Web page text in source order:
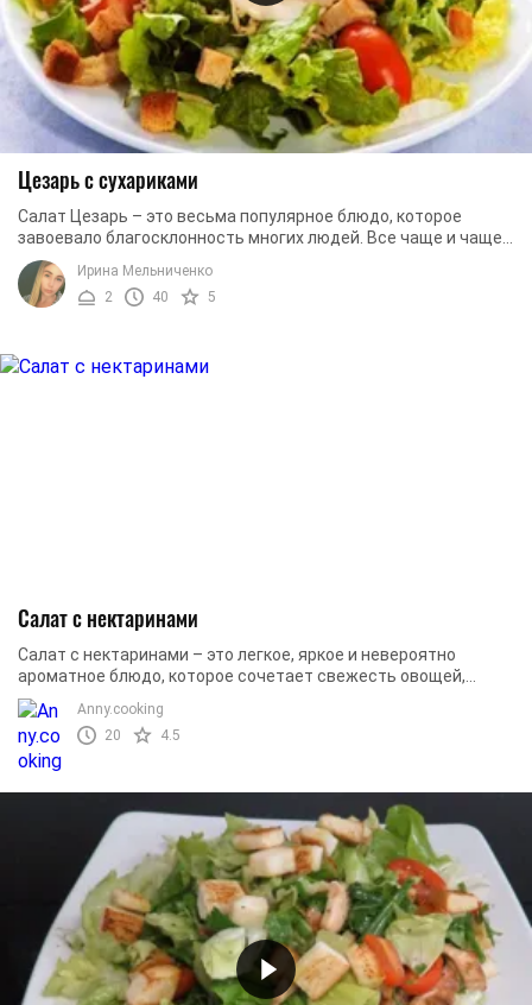
Цезарь с сухариками
Салат Цезарь – это весьма популярное блюдо, которое
завоевало благосклонность многих людей. Все чаще и чаще
его готовят на праздничные застолья. ...
Ирина Мельниченко
2
40 5
Салат с нектаринами
Салат с нектаринами – это легкое, яркое и невероятно
ароматное блюдо, которое сочетает свежесть овощей,
нежность сыра и сладкую нотку фруктов. Он ...
Аnny.cooking
20
4.5